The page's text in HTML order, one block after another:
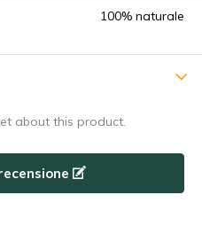
100% naturale
about this product.